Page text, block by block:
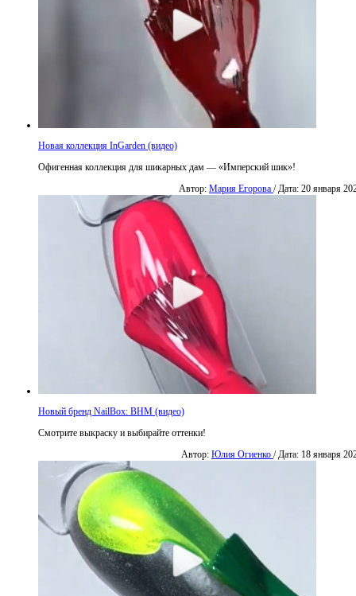
Новая коллекция InGarden (видео)
Офигенная коллекция для шикарных дам — «Имперский шик»!
Автор: Мария Егорова / Дата: 20 января
Новый бренд NailBox: BHM (видео)
Смотрите выкраску и выбирайте оттенки!
Автор: Юлия Огиенко / Дата: 18 января